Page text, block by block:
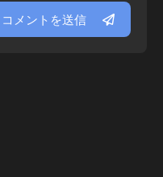
コメントを送信